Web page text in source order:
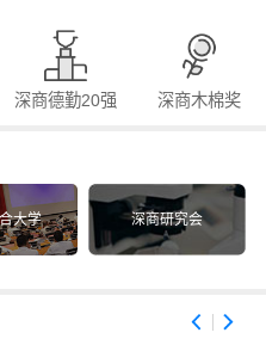
深商德勤20强 深商木棉奖
大学 深商研究会